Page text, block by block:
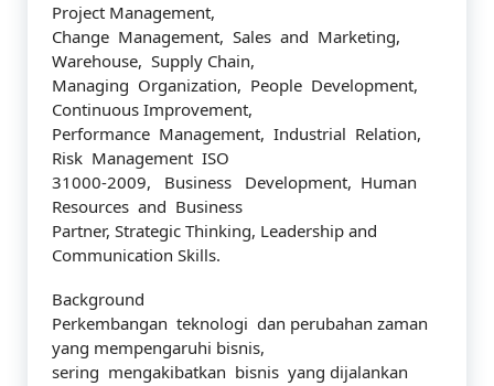
Project Management,
Change Management, Sales and Marketing,
Warehouse, Supply Chain,
Managing Organization, People Development,
Continuous Improvement,
Performance Management, Industrial Relation,
Risk Management ISO
31000-2009, Business Development, Human
Resources and Business
Partner, Strategic Thinking, Leadership and
Communication Skills.
Background
Perkembangan teknologi dan perubahan zaman
yang mempengaruhi bisnis,
sering mengakibatkan bisnis yang dijalankan